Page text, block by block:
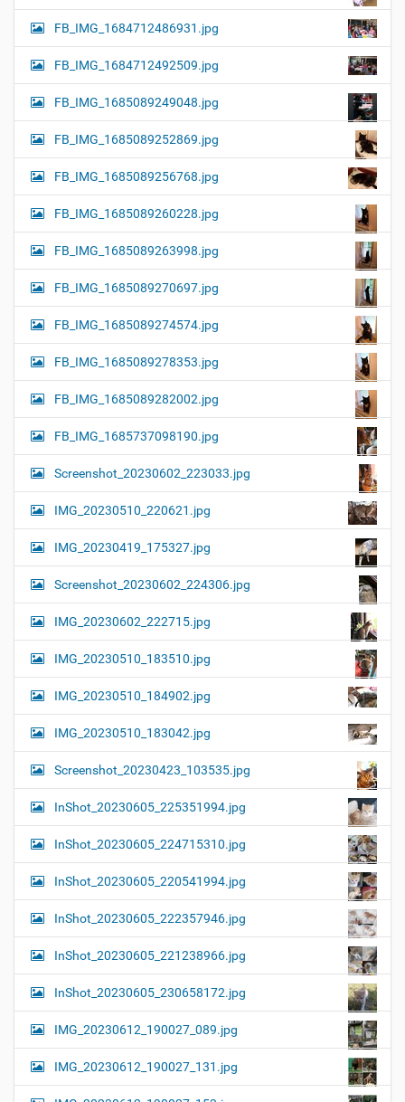
FB_IMG_1684712486931.jpg
FB_IMG_1684712492509.jpg
FB_IMG_1685089249048.jpg
FB_IMG_1685089252869.jpg
FB_IMG_1685089256768.jpg
FB_IMG_1685089260228.jpg
FB_IMG_1685089263998.jpg
FB_IMG_1685089270697.jpg
FB_IMG_1685089274574.jpg
FB_IMG_1685089278353.jpg
FB_IMG_1685089282002.jpg
FB_IMG_1685737098190.jpg
Screenshot_20230602_223033.jpg
IMG_20230510_220621.jpg
IMG_20230419_175327.jpg
Screenshot_20230602_224306.jpg
IMG_20230602_222715.jpg
IMG_20230510_183510.jpg
IMG_20230510_184902.jpg
IMG_20230510_183042.jpg
Screenshot_20230423_103535.jpg
InShot_20230605_225351994.jpg
InShot_20230605_224715310.jpg
InShot_20230605_220541994.jpg
InShot_20230605_222357946.jpg
InShot_20230605_221238966.jpg
InShot_20230605_230658172.jpg
IMG_20230612_190027_089.jpg
IMG_20230612_190027_131.jpg